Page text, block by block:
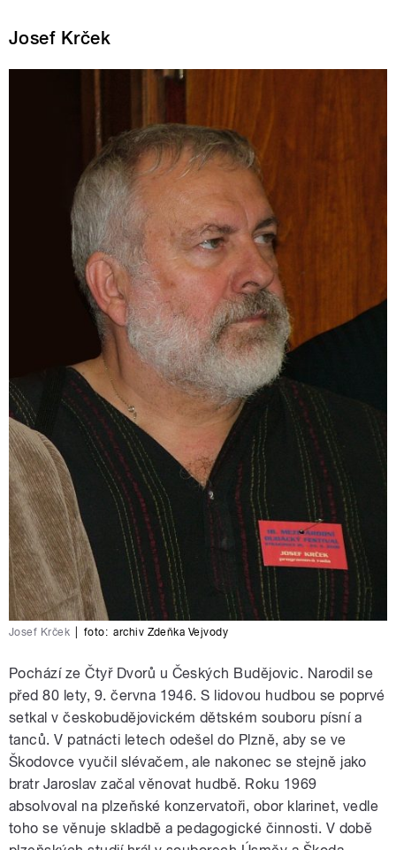
Josef Krček
Josef Krček foto: archiv Zdeňka Vejvody
Pochází ze Čtyř Dvorů u Českých Budějovic. Narodil se
před 80 lety, 9. června 1946. S lidovou hudbou se poprvé
setkal v českobudějovickém dětském souboru písní a
tanců. V patnácti letech odešel do Plzně, aby se ve
Škodovce vyučil slévačem, ale nakonec se stejně jako
bratr Jaroslav začal věnovat hudbě. Roku 1969
absolvoval na plzeňské konzervatoři, obor klarinet, vedle
toho se věnuje skladbě a pedagogické činnosti. V době